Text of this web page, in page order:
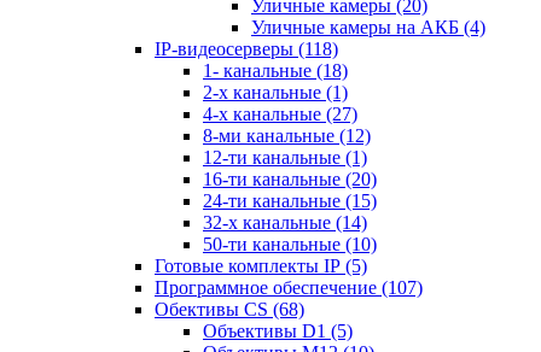
Уличные камеры (20)
Уличные камеры на АКБ (4)
IP-видеосерверы (118)
1- канальные (18)
2-х канальные (1)
4-х канальные (27)
8-ми канальные (12)
12-ти канальные (1)
16-ти канальные (20)
24-ти канальные (15)
32-х канальные (14)
50-ти канальные (10)
Готовые комплекты IP (5)
Программное обеспечение (107)
Обективы CS (68)
Объективы D1 (5)